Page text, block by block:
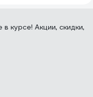
в курсе! Акции, скидки,